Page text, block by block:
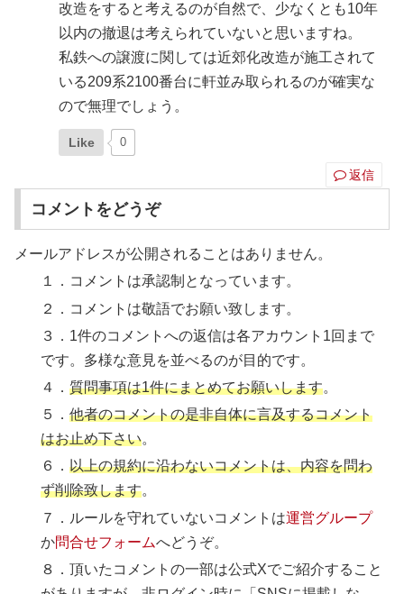
改造をすると考えるのが自然で、少なくとも10年
以内の撤退は考えられていないと思いますね。
私鉄への譲渡に関しては近郊化改造が施工されて
いる209系2100番台に軒並み取られるのが確実な
ので無理でしょう。
Like 0
返信
コメントをどうぞ
メールアドレスが公開されることはありません。
１．コメントは承認制となっています。
２．コメントは敬語でお願い致します。
３．1件のコメントへの返信は各アカウント1回まで
です。多様な意見を並べるのが目的です。
４．質問事項は1件にまとめてお願いします。
５．他者のコメントの是非自体に言及するコメント
はお止め下さい。
６．以上の規約に沿わないコメントは、内容を問わ
ず削除致します。
７．ルールを守れていないコメントは運営グループ
か問合せフォームへどうぞ。
８．頂いたコメントの一部は公式Xでご紹介すること